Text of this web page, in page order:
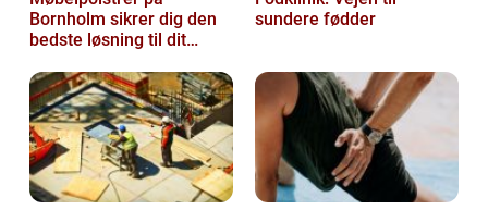
Bornholm sikrer dig den
bedste løsning til dit
sundere fødder